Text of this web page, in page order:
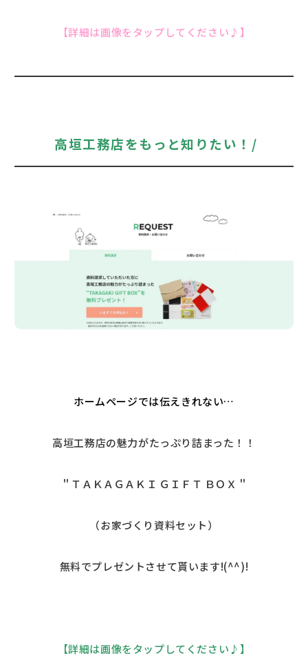
【詳細は画像をタップしてください♪】
高垣工務店をもっと知りたい！/
ホームページでは伝えきれない…
高垣工務店の魅力がたっぷり詰まった！！
＂ＴＡＫＡＧＡＫＩ ＧＩＦＴ ＢＯＸ＂
（お家づくり資料セット）
無料でプレゼントさせて貰います!(^^)!
【詳細は画像をタップしてください♪】